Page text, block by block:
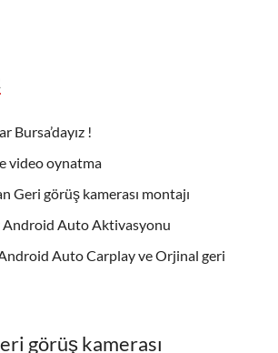
Bursa’dayız !
video oynatma
Geri görüş kamerası montajı
Android Auto Aktivasyonu
Auto Carplay ve Orjinal geri
görüş kamerası